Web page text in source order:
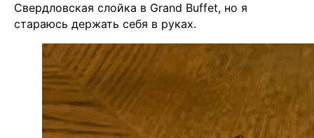
Свердловская слойка в Grand Buffet, но я
стараюсь держать себя в руках.